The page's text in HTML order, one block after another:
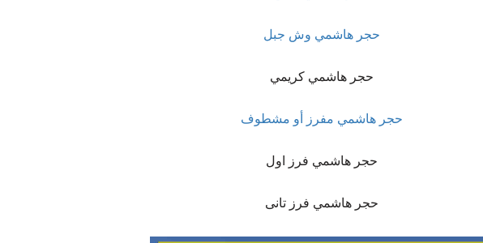
حجر هاشمي وش جبل
حجر هاشمي كريمي
حجر هاشمي مفرز أو مشطوف
حجر هاشمي فرز اول
حجر هاشمي فرز تانى